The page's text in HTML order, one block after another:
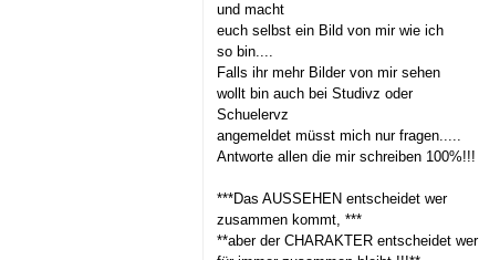
und macht
euch selbst ein Bild von mir wie ich
so bin....
Falls ihr mehr Bilder von mir sehen
wollt bin auch bei Studivz oder
Schuelervz
angemeldet müsst mich nur fragen.....
Antworte allen die mir schreiben 100%!!!
***Das AUSSEHEN entscheidet wer
zusammen kommt, ***
**aber der CHARAKTER entscheidet wer